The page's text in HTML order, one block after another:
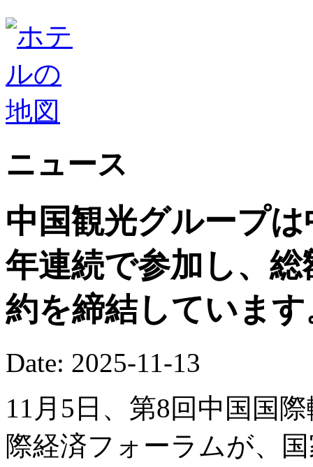
ニュース
中国観光グループ
年連続で参加し、
約を締結しています
Date: 2025-11-13
11月5日、第8回中国国
際経済フォーラムが、